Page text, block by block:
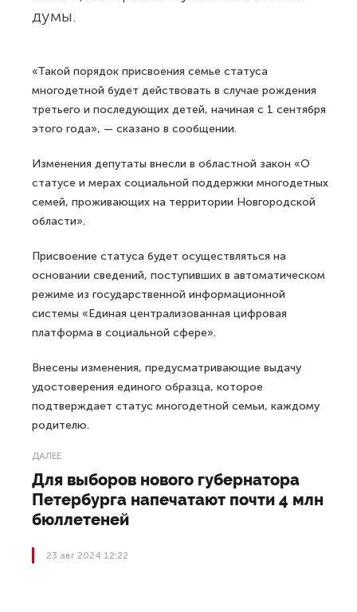
думы.
«Такой порядок присвоения семье статуса
многодетной будет действовать в случае рождения
третьего и последующих детей, начиная с 1 сентября
этого года», — сказано в сообщении.
Изменения депутаты внесли в областной закон «О
статусе и мерах социальной поддержки многодетных
семей, проживающих на территории Новгородской
области».
Присвоение статуса будет осуществляться на
основании сведений, поступивших в автоматическом
режиме из государственной информационной
системы «Единая централизованная цифровая
платформа в социальной сфере».
Внесены изменения, предусматривающие выдачу
удостоверения единого образца, которое
подтверждает статус многодетной семьи, каждому
родителю.
ДАЛЕЕ
Для выборов нового губернатора
Петербурга напечатают почти 4 млн
бюллетеней
23 авг 2024 12:22